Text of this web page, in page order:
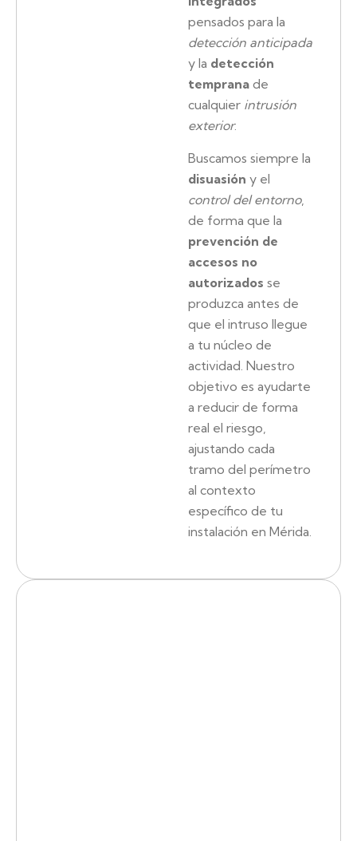
pensados para la
detección anticipada
y la detección
temprana de
cualquier intrusión
exterior.
Buscamos siempre la
disuasión y el
control del entorno,
de forma que la
prevención de
accesos no
autorizados se
produzca antes de
que el intruso llegue
a tu núcleo de
actividad. Nuestro
objetivo es ayudarte
a reducir de forma
real el riesgo,
ajustando cada
tramo del perímetro
al contexto
específico de tu
instalación en Mérida.